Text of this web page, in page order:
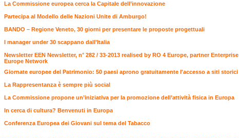
La Commissione europea cerca la Capitale dell’innovazione
Partecipa al Modello delle Nazioni Unite di Amburgo!
BANDO – Regione Veneto, 30 giorni per presentare le proposte progettuali
I manager under 30 scappano dall’Italia
Newsletter EEN Newsletter, n° 282 / 33-2013 realised by RO 4 Europe, partner Enterprise
Europe Network
Giornate europee del Patrimonio: 50 paesi aprono gratuitamente l'accesso a siti storici
La Rappresentanza è sempre più social
La Commissione propone un’iniziativa per la promozione dell’attività fisica in Europa
In cerca di cultura? Benvenuti in Europa
Conferenza Europea dei Giovani sul tema del Tabacco